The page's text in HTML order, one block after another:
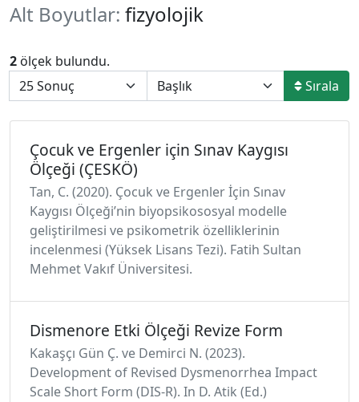
Alt Boyutlar: fizyolojik
2 ölçek bulundu.
Sırala
Çocuk ve Ergenler için Sınav Kaygısı
Ölçeği (ÇESKÖ)
Tan, C. (2020). Çocuk ve Ergenler İçin Sınav
Kaygısı Ölçeği’nin biyopsikososyal modelle
geliştirilmesi ve psikometrik özelliklerinin
incelenmesi (Yüksek Lisans Tezi). Fatih Sultan
Mehmet Vakıf Üniversitesi.
Dismenore Etki Ölçeği Revize Form
Kakaşçı Gün Ç. ve Demirci N. (2023).
Development of Revised Dysmenorrhea Impact
Scale Short Form (DIS-R). In D. Atik (Ed.)